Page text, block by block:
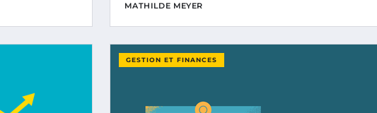
MATHILDE MEYER
GESTION ET FINANCES